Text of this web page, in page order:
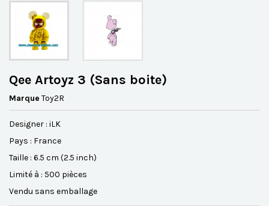
Qee Artoyz 3 (Sans boite)
Marque Toy2R
Designer : iLK
Pays : France
Taille : 6.5 cm (2.5 inch)
Limité à : 500 pièces
Vendu sans emballage